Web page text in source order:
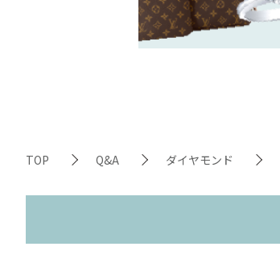
TOP Q&A ダイヤモンド